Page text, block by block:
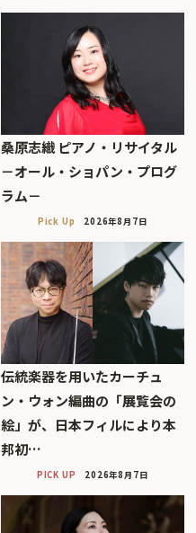
桑原志織 ピアノ・リサイタル
－オール・ショパン・プログ
ラム－
Pick Up 2026年8月7日
伝統楽器を用いたカーチュ
ン・ウォン編曲の「展覧会の
絵」が、日本フィルにより本
邦初…
PICK UP 2026年8月7日